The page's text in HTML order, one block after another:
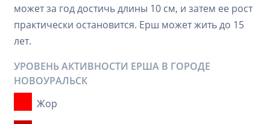
может за год достичь длины 10 см, и затем ее рост
практически остановится. Ерш может жить до 15
лет.
УРОВЕНЬ АКТИВНОСТИ ЕРША В ГОРОДЕ
НОВОУРАЛЬСК
Жор